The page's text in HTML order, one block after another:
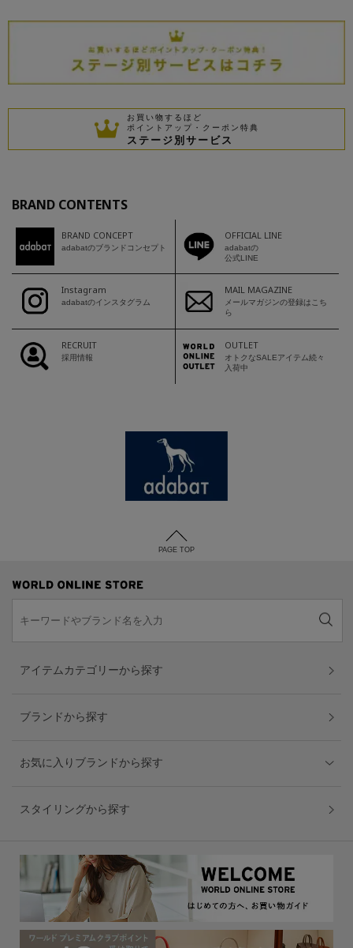
お買い物するほど
ポイントアップ・クーポン特典
ステージ別サービス
BRAND CONTENTS
BRAND CONCEPT
adabatのブランドコンセプト
OFFICIAL LINE
adabatの
公式LINE
Instagram
adabatのインスタグラム
MAIL MAGAZINE
メールマガジンの登録はこち
ら
RECRUIT
採用情報
OUTLET
オトクなSALEアイテム続々
入荷中
PAGE TOP
アイテムカテゴリーから探す
ブランドから探す
お気に入りブランドから探す
スタイリングから探す